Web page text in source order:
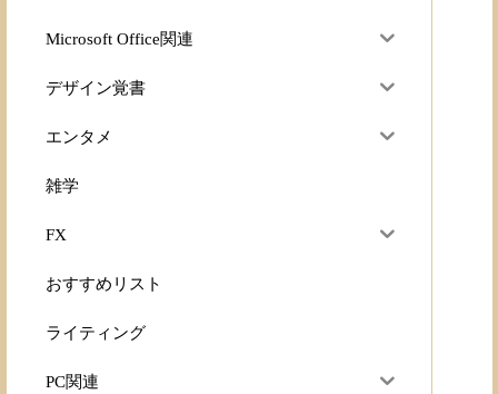
Microsoft Office関連
デザイン覚書
エンタメ
雑学
FX
おすすめリスト
ライティング
PC関連